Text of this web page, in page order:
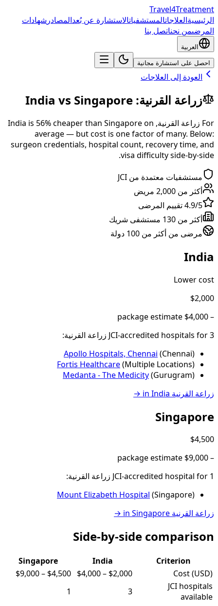
Travel4Treatment
الرئيسيةالعلاجاتالمستشفياتالاستشارة عن بُعدالمصادر شهادات
المرضىمن نحناتصل بنا
العربية
احصل على استشارة مجانية
العودة إلى العلاجات
زراعة القرنية:
India vs Singapore
For زراعة القرنية,
India is 56% cheaperthan Singaporeon
average — but cost is one factor of many. Below:
surgeon credentials, hospital count, recovery time, and
visa difficulty side-by-side.
مستشفيات معتمدة من JCI
أكثر من 2,000 مريض
4.9/5 تقييم المرضى
أكثر من 130 مستشفى شريك
مرضى من أكثر من 100 دولة
India
Lower cost
$2,000
–
$4,000
3
s for زراعة القرنية:
Apollo Hospitals, Chennai (Chennai)
Fortis Healthcare(Multiple Locations)
Medanta - The Medicity(Gurugram)
زراعة القرنية India
→
Singapore
$4,500
–
$9,000
1
for زراعة القرنية:
Mount Elizabeth Hospital (Singapore)
زراعة القرنية Singapore
→
Side-by-side comparison
Criterion
India
Singapore
Cost (USD)
$2,000
–
$4,000
$4,500
–
$9,000
JCI hospitals
available
3
1